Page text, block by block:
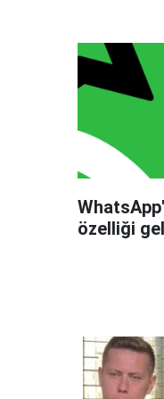
özelliği